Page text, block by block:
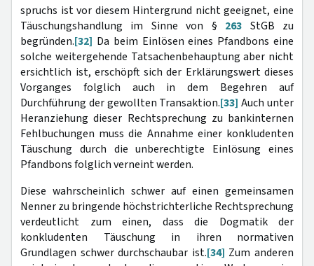
spruchs ist vor diesem Hintergrund nicht geeignet, eine
Täuschungshandlung im Sinne von § 263 StGB zu
begründen.[32] Da beim Einlösen eines Pfandbons eine
solche weitergehende Tatsachenbehauptung aber nicht
ersichtlich ist, erschöpft sich der Erklärungswert dieses
Vorganges folglich auch in dem Begehren auf
Durchführung der gewollten Transaktion.[33] Auch unter
Heranziehung dieser Rechtsprechung zu bankinternen
Fehlbuchungen muss die Annahme einer konkludenten
Täuschung durch die unberechtigte Einlösung eines
Pfandbons folglich verneint werden.
Diese wahrscheinlich schwer auf einen gemeinsamen
Nenner zu bringende höchstrichterliche Rechtsprechung
verdeutlicht zum einen, dass die Dogmatik der
konkludenten Täuschung in ihren normativen
Grundlagen schwer durchschaubar ist.[34] Zum anderen